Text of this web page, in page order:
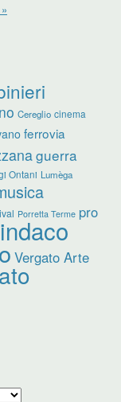
Cereglio cinema
ferrovia
guerra
Ontani Lumèga
Porretta Terme pro
Vergato Arte